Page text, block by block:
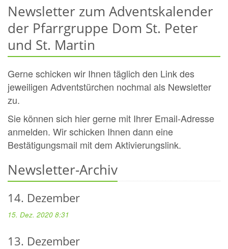
Newsletter zum Adventskalender
der Pfarrgruppe Dom St. Peter
und St. Martin
Gerne schicken wir Ihnen täglich den Link des
jeweiligen Adventstürchen nochmal als Newsletter
zu.
Sie können sich hier gerne mit Ihrer Email-Adresse
anmelden. Wir schicken Ihnen dann eine
Bestätigungsmail mit dem Aktivierungslink.
Newsletter-Archiv
14. Dezember
15. Dez. 2020 8:31
13. Dezember